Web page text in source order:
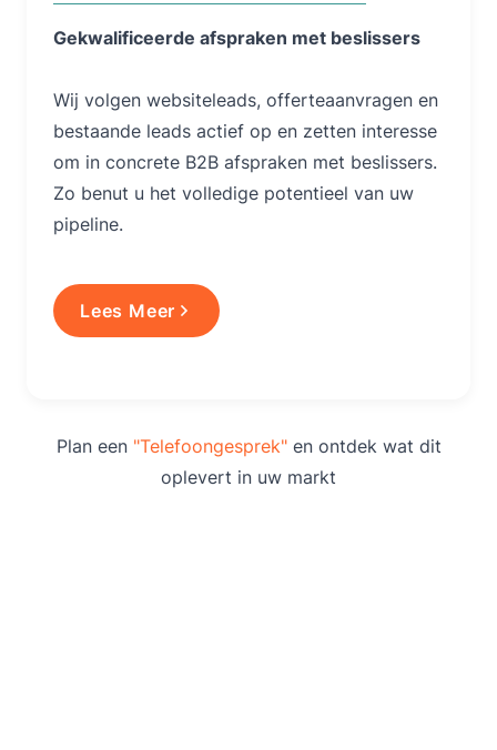
Gekwalificeerde afspraken met beslissers
Wij volgen websiteleads, offerteaanvragen en
bestaande leads actief op en zetten interesse
om in concrete B2B afspraken met beslissers.
Zo benut u het volledige potentieel van uw
pipeline.
Lees Meer
Plan een "Telefoongesprek" en ontdek wat dit
oplevert in uw markt